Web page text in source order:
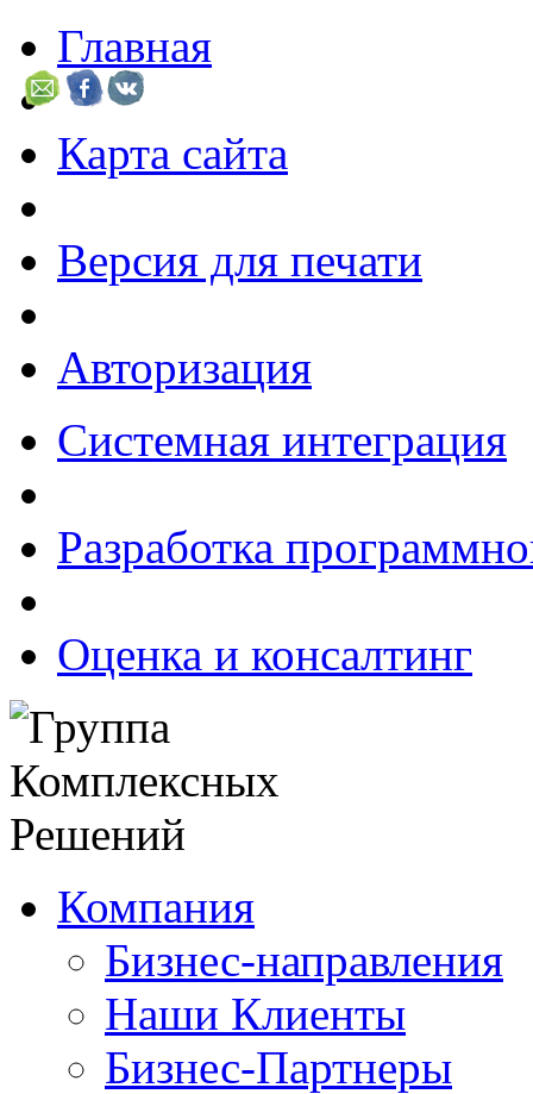
Главная
Карта сайта
Версия для печати
Авторизация
Системная интеграция
Разработка
Оценка и консалтинг
Компания
Бизнес-направления
Наши Клиенты
Бизнес-Партнеры